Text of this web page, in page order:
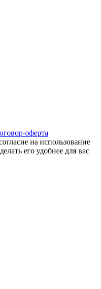
оферта
на использование
его удобнее для вас